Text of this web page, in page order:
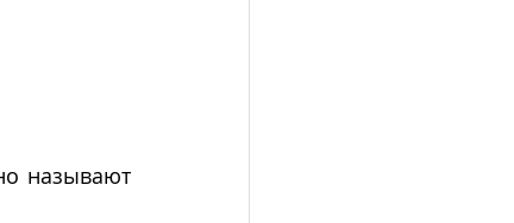
называют